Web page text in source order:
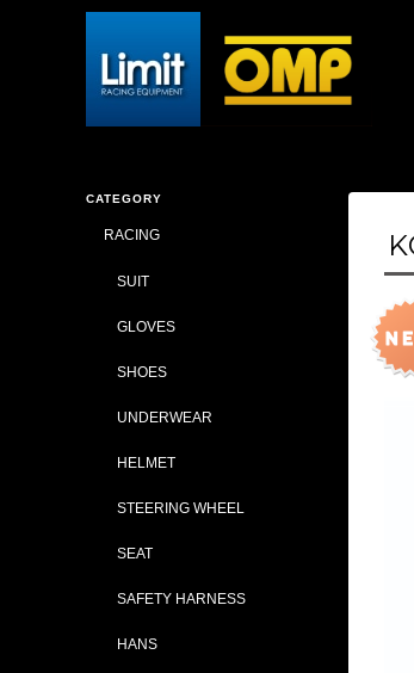
CATEGORY
RACING
SUIT
GLOVES
SHOES
UNDERWEAR
HELMET
STEERING WHEEL
SEAT
SAFETY HARNESS
HANS